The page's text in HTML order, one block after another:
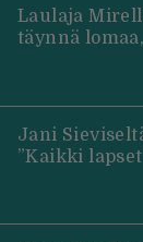
Laulaja
täynnä
Jani
”Kaikki